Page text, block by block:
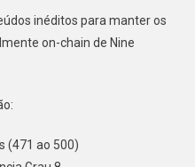
inéditos para manter os
on-chain de Nine
(471 ao 500)